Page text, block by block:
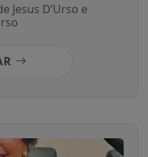
Jesus D’Urso e